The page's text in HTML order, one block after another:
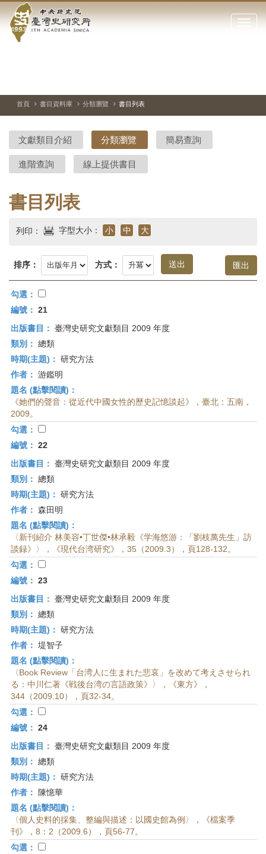
到中
央
院-
臺
灣
史
研
究
首
頁
點
閉
站
停、
圖
圖
結
首頁 書目資料庫 分類瀏覽 書目列表
文獻類目介紹 分類瀏覽 簡易查詢
進階查詢 線上提供書目
書目列表
列印： 字型大小： 小 中 大
排序： 方式：
勾選：
編號： 21
出版書目： 臺灣史研究文獻類目 2009 年度
類別： 總類
時期(主題)： 研究方法
作者： 游鑑明
題名 (點擊閱讀)：
《她們的聲音：從近代中國女性的歷史記憶談起》，臺北：五南，
2009。
勾選：
編號： 22
出版書目： 臺灣史研究文獻類目 2009 年度
類別： 總類
時期(主題)： 研究方法
作者： 森田明
題名 (點擊閱讀)：
〈新刊紹介 林美容•丁世傑•林承毅《学海悠游：「劉枝萬先生」訪
談録》〉，《現代台湾研究》，35（2009.3），頁128-132。
勾選：
編號： 23
出版書目： 臺灣史研究文獻類目 2009 年度
類別： 總類
時期(主題)： 研究方法
作者： 堤智子
題名 (點擊閱讀)：
〈Book Review「台湾人に生まれた悲哀」を改めて考えさせられ
る：中川仁著《戦後台湾の言語政策》〉，《東方》，
344（2009.10），頁32-34。
勾選：
編號： 24
出版書目： 臺灣史研究文獻類目 2009 年度
類別： 總類
時期(主題)： 研究方法
作者：
陳憶華
題名 (點擊閱讀)：
〈個人史料的採集、整編與描述：以國史館為例〉，《檔案季
刊》，8：2（2009.6），頁56-77。
勾選：